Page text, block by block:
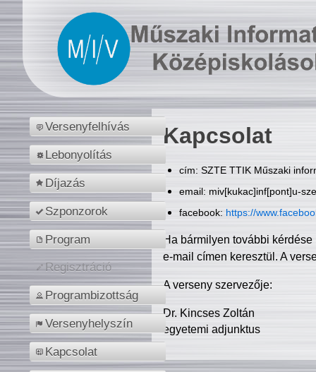
Versenyfelhívás
Lebonyolítás
Díjazás
Szponzorok
Program
Regisztráció
Programbizottság
Versenyhelyszín
Kapcsolat
Kapcsolat
cím: SZTE TTIK Műszaki
email: miv[kukac]inf[pont]u-
facebook: https://
Ha bármilyen további
e-mail címen keresztül. A
A verseny szervezője:
Dr. Kincses Zoltán
egyetemi adjunktus